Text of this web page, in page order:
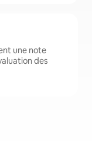
une note
des